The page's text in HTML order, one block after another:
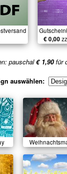
€ 0,00
pauschal€ 1,90für
auswählen: